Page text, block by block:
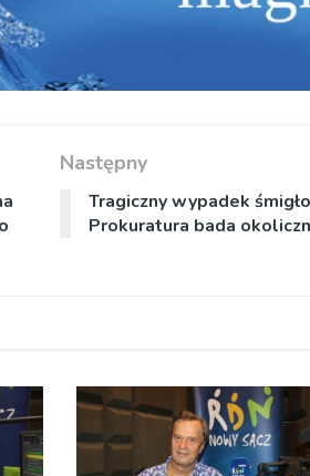
Następny
Tragiczny wypadek
Prokuratura bada